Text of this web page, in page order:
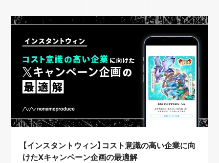
【インスタントウィン】コスト意識の高い企業に向
けたXキャンペーン企画の最適解